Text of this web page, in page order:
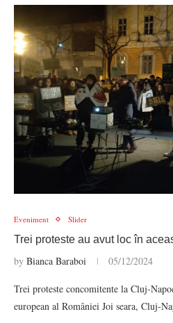
Eveniment Slider
Trei proteste au avut loc în
by Bianca Baraboi 05/12/2024
Trei proteste concomitente la Cluj-
european al României Joi seara, Cluj-